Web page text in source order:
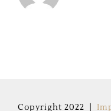
Copyright 2022 |